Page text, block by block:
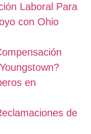
Laboral Para
con Ohio
en
de